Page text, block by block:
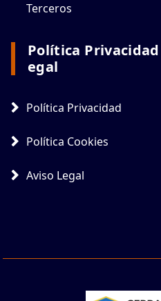
Terceros
Política Privacidad
Egal
Política Privacidad
Política Cookies
Aviso Legal